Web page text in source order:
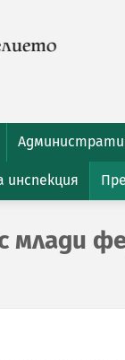
инспекция
млади